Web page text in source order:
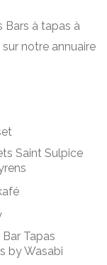
Bars à tapas à
notre annuaire
Saint Sulpice
Tapas
by Wasabi